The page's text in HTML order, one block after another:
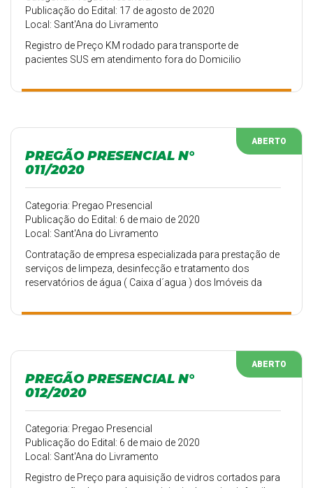
Publicação do Edital: 17 de agosto de 2020
Local: Sant'Ana do Livramento
Registro de Preço KM rodado para transporte de
pacientes SUS em atendimento fora do Domicilio
ABERTO
PREGÃO PRESENCIAL N°
011/2020
Categoria: Pregao Presencial
Publicação do Edital: 6 de maio de 2020
Local: Sant'Ana do Livramento
Contratação de empresa especializada para prestação de
serviços de limpeza, desinfecção e tratamento dos
reservatórios de água ( Caixa d´agua ) dos Imóveis da
atender Diversas Secretarias Municipais - Licitação
ABERTO
PREGÃO PRESENCIAL N°
012/2020
Categoria: Pregao Presencial
Publicação do Edital: 6 de maio de 2020
Local: Sant'Ana do Livramento
Registro de Preço para aquisição de vidros cortados para